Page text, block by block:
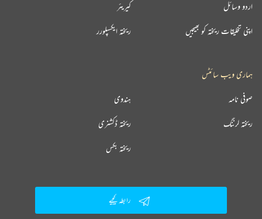
اردو وسائل
اپنی تخلیقات ریختہ کو بھیجیں
کیریئر
ریختہ ایکسپلورر
ہماری ویب سائٹس
ہندوی صوفی نامہ
ریختہ ڈکشنری ریختہ لرننگ
ریختہ بکس
رابطہ کیجیے